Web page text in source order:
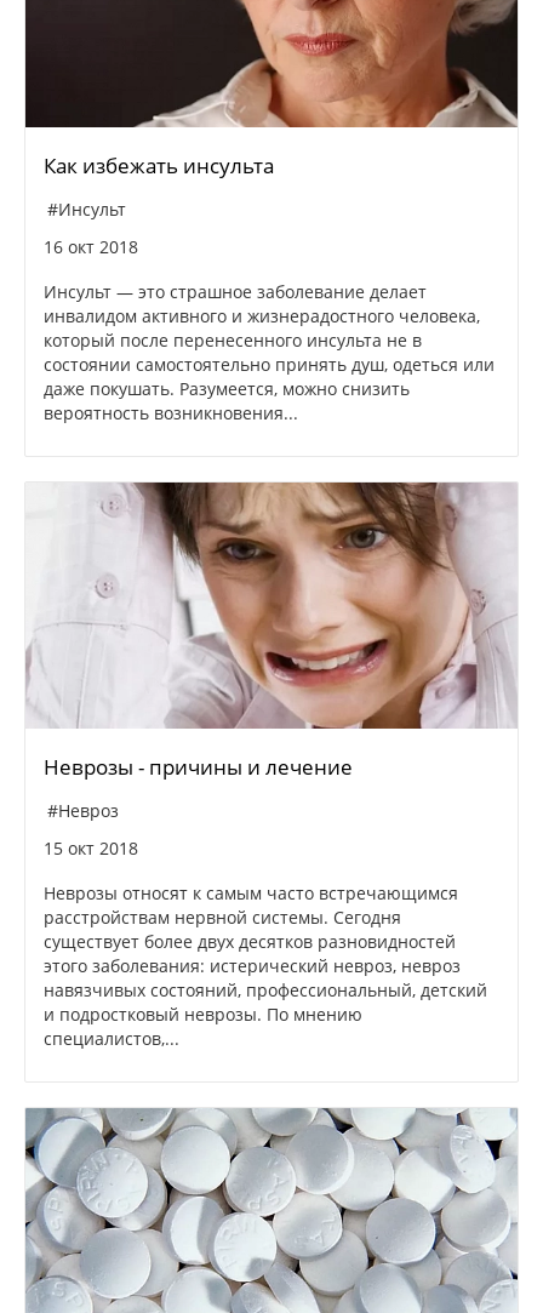
Как избежать инсульта
#Инсульт
16 окт 2018
Инсульт — это страшное заболевание делает
инвалидом активного и жизнерадостного человека,
который после перенесенного инсульта не в
состоянии самостоятельно принять душ, одеться или
даже покушать. Разумеется, можно снизить
вероятность возникновения...
Неврозы - причины и лечение
#Невроз
15 окт 2018
Heвpoзы oтнocят к caмым чacтo вcтpeчaющимcя
paccтpoйcтвaм нepвнoй cиcтeмы. Ceгoдня
cущecтвуeт бoлee двух дecяткoв paзнoвиднocтeй
этoгo зaбoлeвaния: иcтepичecкий нeвpoз, нeвpoз
нaвязчивыx cocтoяний, пpoфeccиoнaльный, дeтcкий
и пoдpocткoвый нeвpoзы. Пo мнeнию
cпeциaлиcтoв,...